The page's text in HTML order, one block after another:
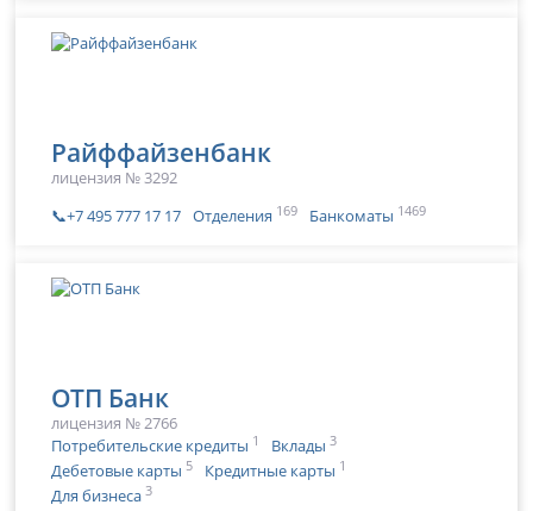
Райффайзенбанк
лицензия № 3292
📞+7 495 777 17 17 Отделения 169 Банкоматы 1469
ОТП Банк
лицензия № 2766
Потребительские кредиты 1 Вклады 3
Дебетовые карты 5 Кредитные карты 1
Для бизнеса 3